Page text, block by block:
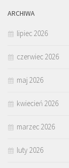
ARCHIWA
lipiec 2026
czerwiec 2026
maj 2026
kwiecień 2026
marzec 2026
luty 2026